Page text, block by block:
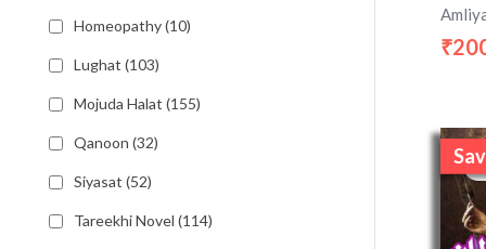
Homeopathy (10)
Lughat (103)
Mojuda Halat (155)
Qanoon (32)
Siyasat (52)
Tareekhi Novel (114)
₹